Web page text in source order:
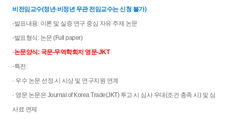
비전임교수(정년·비정년 무관 전임교수는 신청 불가)
-발표내용: 이론 및 실증 연구 중심 자유 주제 논문
-발표형식: 논문 (Full paper)
-논문양식: 국문-무역학회지 영문-JKT
-특전:
· 우수 논문 선정 시 시상 및 연구지원 연계
· 영문 논문은 Journal of Korea Trade(JKT) 투고 시 심사 우대(조건 충족 시) 및 심
사료 면제